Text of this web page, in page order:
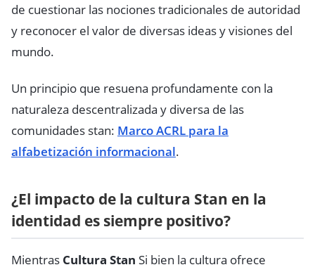
de cuestionar las nociones tradicionales de autoridad
y reconocer el valor de diversas ideas y visiones del
mundo.
Un principio que resuena profundamente con la
naturaleza descentralizada y diversa de las
comunidades stan: Marco ACRL para la
alfabetización informacional.
¿El impacto de la cultura Stan en la
identidad es siempre positivo?
Mientras Cultura Stan Si bien la cultura ofrece